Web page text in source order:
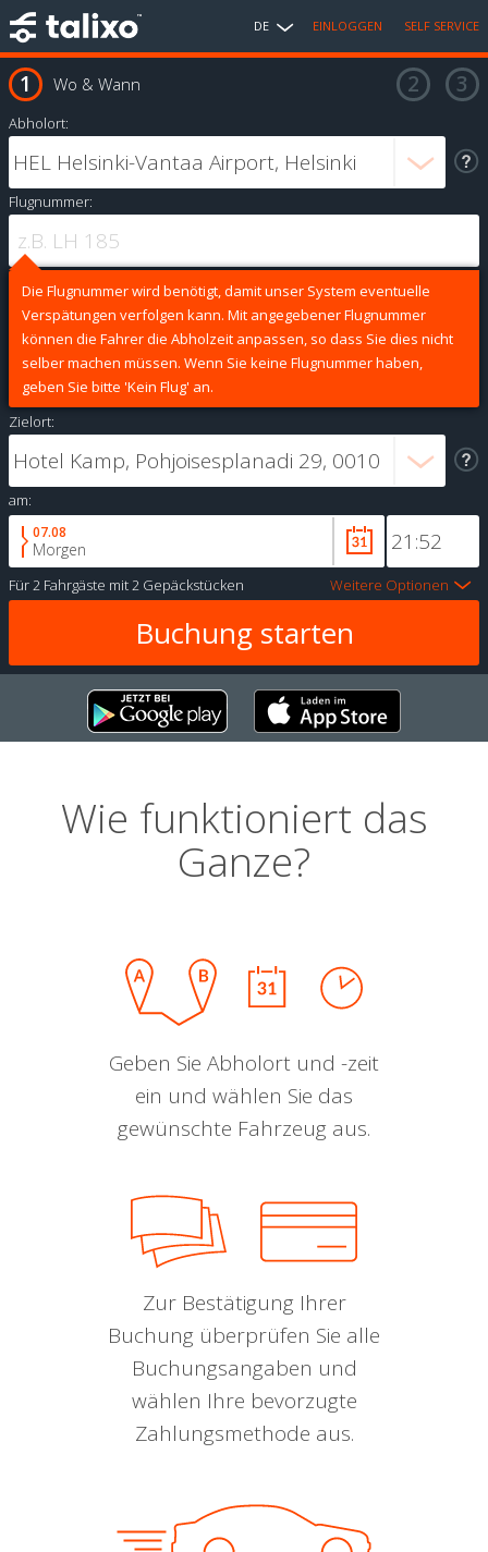
DE EINLOGGEN SELF SERVICE
Wo & Wann
Abholort:
Flugnummer:
Die Flugnummer wird benötigt, damit unser System eventuelle
Verspätungen verfolgen kann. Mit angegebener Flugnummer
können die Fahrer die Abholzeit anpassen, so dass Sie dies nicht
selber machen müssen. Wenn Sie keine Flugnummer haben,
geben Sie bitte 'Kein Flug' an.
Zielort:
am:
07.08
Morgen
Für2 Fahrgäste mit2 Gepäckstücken Weitere Optionen
Wie funktioniert das
Ganze?
Geben Sie Abholort und -zeit
ein und wählen Sie das
gewünschte Fahrzeug aus.
Zur Bestätigung Ihrer
Buchung überprüfen Sie alle
Buchungsangaben und
wählen Ihre bevorzugte
Zahlungsmethode aus.